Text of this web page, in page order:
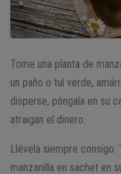
Tome una planta de
un paño o tul verde,
disperse, póngala en su
atraigan el dinero.
Llévela siempre
manzanilla en sachet en